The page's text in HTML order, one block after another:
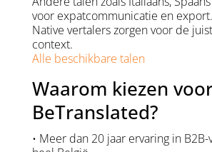
voor expatcommunicatie en export.
Native vertalers zorgen voor de
context.
Alle beschikbare talen
Waarom kiezen
BeTranslated?
• Meer dan 20 jaar ervaring in